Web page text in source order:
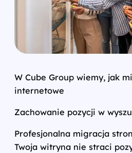
W Cube Group wiemy, jak
internetowe
Zachowanie pozycji w
Profesjonalna migracja
Twoja witryna nie straci